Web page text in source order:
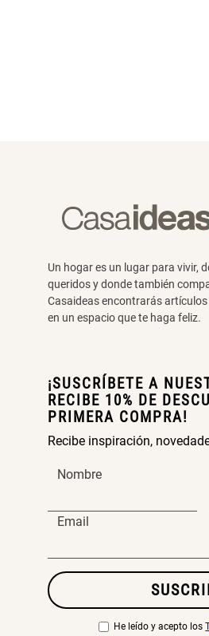
Un hogar es un lugar para vivir,
queridos y donde también
Casaideas encontrarás
en un espacio que te haga feliz.
¡SUSCRÍBETE A
RECIBE 10% DE
PRIMERA COMPRA!
Recibe inspiración,
Nombre
Email
He leído y acepto los